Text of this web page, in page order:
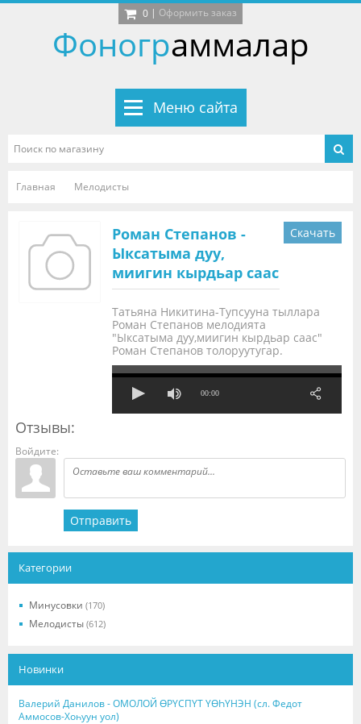
0 | Оформить заказ
Фонограммалар
Меню сайта
Главная Мелодисты
Роман Степанов -
Ыксатыма дуу,
миигин кырдьар саас
Скачать
Татьяна Никитина-Тупсууна тыллара
Роман Степанов мелодията
"Ыксатыма дуу,миигин кырдьар саас"
Роман Степанов толоруутугар.
00:00
Отзывы:
Войдите:
Отправить
Категории
Минусовки (170)
Мелодисты (612)
Новинки
Валерий Данилов - ОМОЛОЙ ӨРҮСПҮТ ҮӨҺҮНЭН (сл. Федот
Аммосов-Хоһуун уол)